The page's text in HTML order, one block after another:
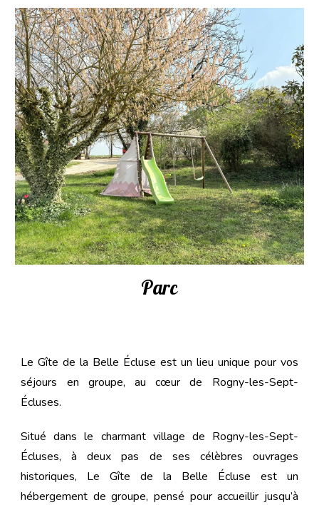
Parc
Le Gîte de la Belle Écluse est un lieu unique pour vos
séjours en groupe, au cœur de Rogny-les-Sept-
Écluses.
Situé dans le charmant village de Rogny-les-Sept-
Écluses, à deux pas de ses célèbres ouvrages
historiques, Le Gîte de la Belle Écluse est un
hébergement de groupe, pensé pour accueillir jusqu’à